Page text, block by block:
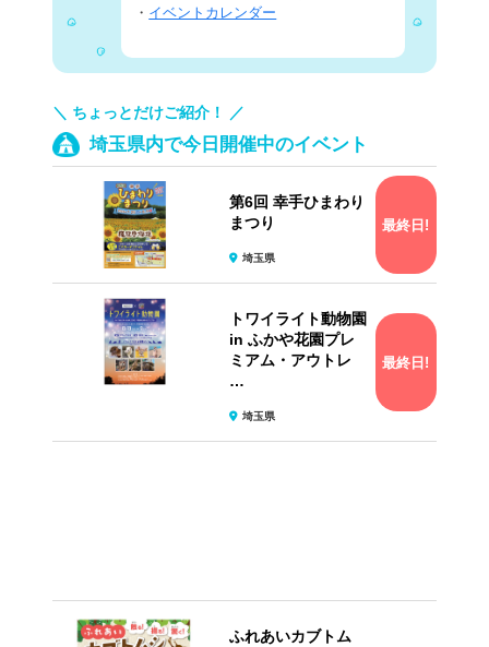
・ イベントカレンダー
＼ ちょっとだけご紹介！ ／
埼玉県内で今日開催中のイベント
第6回 幸手ひまわり
まつり
埼玉県
最終日!
トワイライト動物園
in ふかや花園プレ
ミアム・アウトレ
…
埼玉県
最終日!
ふれあいカブトム